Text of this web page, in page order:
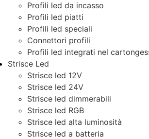
Profili led da incasso
Profili led piatti
Profili led speciali
Connettori profili
Profili led integrati nel
Strisce Led
Strisce led 12V
Strisce led 24V
Strisce led dimmerabili
Strisce led RGB
Strisce led alta luminosità
Strisce led a batteria